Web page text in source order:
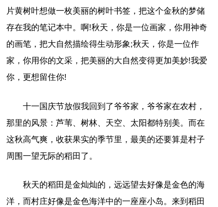
片黄树叶想做一枚美丽的树叶书签，把这个金秋的梦储
存在我的笔记本中。啊!秋天，你是一位画家，你用神奇
的画笔，把大自然描绘得生动形象;秋天，你是一位作
家，你用你的文采，把美丽的大自然变得更加美妙!我爱
你，更想留住你!
十一国庆节放假我回到了爷爷家，爷爷家在农村，
那里的风景：芦苇、树林、天空、太阳都特别美。而在
这秋高气爽，收获果实的季节里，最美的还要算是村子
周围一望无际的稻田了。
秋天的稻田是金灿灿的，远远望去好像是金色的海
洋，而村庄好像是金色海洋中的一座座小岛。来到稻田